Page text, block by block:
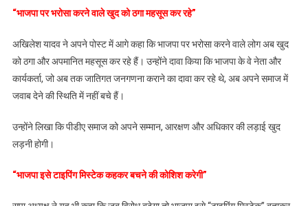
तो
गिनेंगे
“भाजपा पर भरोसा करने वाले खुद को ठगा महसूस कर रहे”
अखिलेश यादव ने अपने पोस्ट में आगे कहा कि भाजपा पर भरोसा करने वाले लोग अब खुद
को ठगा और अपमानित महसूस कर रहे हैं। उन्होंने दावा किया कि भाजपा के वे नेता और
कार्यकर्ता, जो अब तक जातिगत जनगणना कराने का दावा कर रहे थे, अब अपने समाज में
जवाब देने की स्थिति में नहीं बचे हैं।
उन्होंने लिखा कि पीडीए समाज को अपने सम्मान, आरक्षण और अधिकार की लड़ाई खुद
लड़नी होगी।
“भाजपा इसे टाइपिंग मिस्टेक कहकर बचने की कोशिश करेगी”